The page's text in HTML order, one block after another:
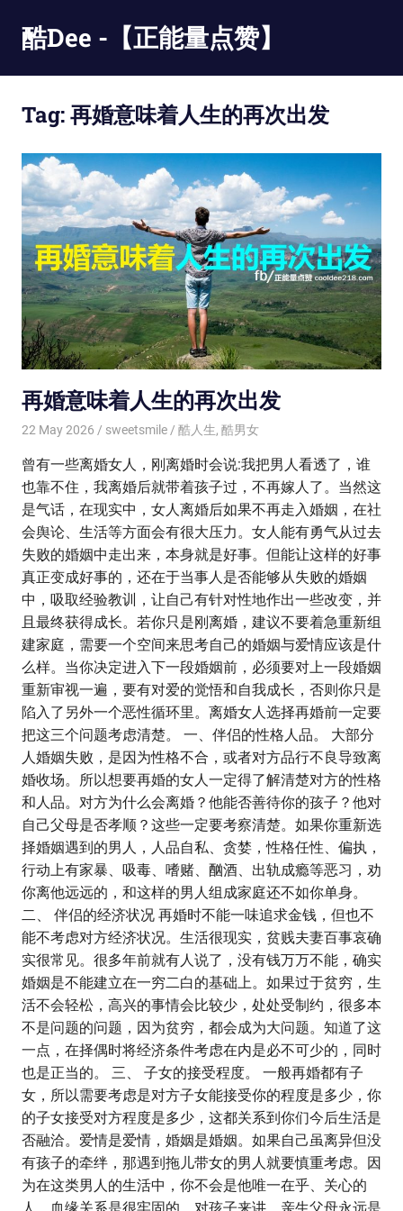
content
酷Dee -【正能量点赞】
最
有
更
酷
Tag:再婚意味着人生的再次出发
再婚意味着人生的再次出发
22 May 2026 sweetsmile 酷人生, 酷男女
曾有一些离婚女人，刚离婚时会说:我把男人看透了，谁
也靠不住，我离婚后就带着孩子过，不再嫁人了。当然这
是气话，在现实中，女人离婚后如果不再走入婚姻，在社
会舆论、生活等方面会有很大压力。女人能有勇气从过去
失败的婚姻中走出来，本身就是好事。但能让这样的好事
真正变成好事的，还在于当事人是否能够从失败的婚姻
中，吸取经验教训，让自己有针对性地作出一些改变，并
且最终获得成长。若你只是刚离婚，建议不要着急重新组
建家庭，需要一个空间来思考自己的婚姻与爱情应该是什
么样。当你决定进入下一段婚姻前，必须要对上一段婚姻
重新审视一遍，要有对爱的觉悟和自我成长，否则你只是
陷入了另外一个恶性循环里。离婚女人选择再婚前一定要
把这三个问题考虑清楚。 一、伴侣的性格人品。 大部分
人婚姻失败，是因为性格不合，或者对方品行不良导致离
婚收场。所以想要再婚的女人一定得了解清楚对方的性格
和人品。对方为什么会离婚？他能否善待你的孩子？他对
自己父母是否孝顺？这些一定要考察清楚。如果你重新选
择婚姻遇到的男人，人品自私、贪婪，性格任性、偏执，
行动上有家暴、吸毒、嗜赌、酗酒、出轨成瘾等恶习，劝
你离他远远的，和这样的男人组成家庭还不如你单身。
二、 伴侣的经济状况 再婚时不能一味追求金钱，但也不
能不考虑对方经济状况。生活很现实，贫贱夫妻百事哀确
实很常见。很多年前就有人说了，没有钱万万不能，确实
婚姻是不能建立在一穷二白的基础上。如果过于贫穷，生
活不会轻松，高兴的事情会比较少，处处受制约，很多本
不是问题的问题，因为贫穷，都会成为大问题。知道了这
一点，在择偶时将经济条件考虑在内是必不可少的，同时
也是正当的。 三、 子女的接受程度。 一般再婚都有子
女，所以需要考虑是对方子女能接受你的程度是多少，你
的子女接受对方程度是多少，这都关系到你们今后生活是
否融洽。爱情是爱情，婚姻是婚姻。如果自己虽离异但没
有孩子的牵绊，那遇到拖儿带女的男人就要慎重考虑。因
为在这类男人的生活中，你不会是他唯一在乎、关心的